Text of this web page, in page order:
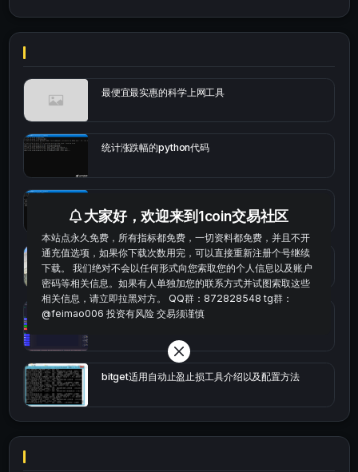
最便宜最实惠的科学上网工具
统计涨跌幅的python代码
bybit安卓端
Multi-indicator Resonance 多指标共振趋势自动交
bitget适用自动止盈止损工具介绍以及配置方法
大家好，欢迎来到1coin交易社区
本站点永久免费，所有指标都免费，一切资料都免费，并且不开
通充值选项，如果你下载次数用完，可以直接重新注册个号继续
下载。 我们绝对不会以任何形式向您索取您的个人信息以及账户
密码等相关信息。如果有人单独加您的联系方式并试图索取这些
相关信息，请立即拉黑对方。 QQ群：872828548 tg群：
@feimao006 投资有风险 交易须谨慎